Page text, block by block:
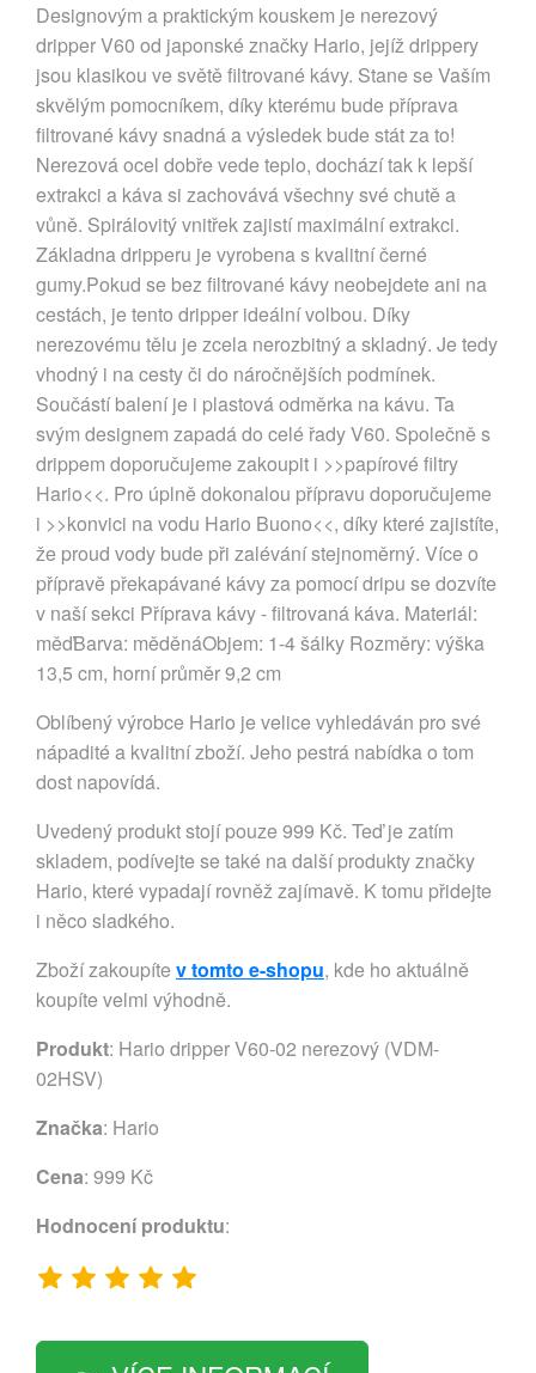
Designovým a praktickým kouskem je nerezový
dripper V60 od japonské značky Hario, jejíž drippery
jsou klasikou ve světě filtrované kávy. Stane se Vaším
skvělým pomocníkem, díky kterému bude příprava
filtrované kávy snadná a výsledek bude stát za to!
Nerezová ocel dobře vede teplo, dochází tak k lepší
extrakci a káva si zachovává všechny své chutě a
vůně. Spirálovitý vnitřek zajistí maximální extrakci.
Základna dripperu je vyrobena s kvalitní černé
gumy.Pokud se bez filtrované kávy neobejdete ani na
cestách, je tento dripper ideální volbou. Díky
nerezovému tělu je zcela nerozbitný a skladný. Je tedy
vhodný i na cesty či do náročnějších podmínek.
Součástí balení je i plastová odměrka na kávu. Ta
svým designem zapadá do celé řady V60. Společně s
drippem doporučujeme zakoupit i >>papírové filtry
Hario<<. Pro úplně dokonalou přípravu doporučujeme
i >>konvici na vodu Hario Buono<<, díky které zajistíte,
že proud vody bude při zalévání stejnoměrný. Více o
přípravě překapávané kávy za pomocí dripu se dozvíte
v naší sekci Příprava kávy - filtrovaná káva. Materiál:
měďBarva: měděnáObjem: 1-4 šálky Rozměry: výška
13,5 cm, horní průměr 9,2 cm
Oblíbený výrobce Hario je velice vyhledáván pro své
nápadité a kvalitní zboží. Jeho pestrá nabídka o tom
dost napovídá.
Uvedený produkt stojí pouze 999 Kč. Teď je zatím
skladem, podívejte se také na další produkty značky
Hario, které vypadají rovněž zajímavě. K tomu přidejte
i něco sladkého.
Zboží zakoupíte v tomto e-shopu, kde ho aktuálně
koupíte velmi výhodně.
Produkt: Hario dripper V60-02 nerezový (VDM-
02HSV)
Značka: Hario
Cena: 999 Kč
Hodnocení produktu: